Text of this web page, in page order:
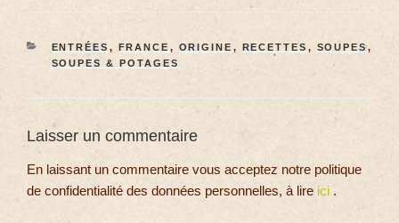
ENTRÉES , FRANCE , ORIGINE , RECETTES , SOUPES,
SOUPES & POTAGES
Laisser un commentaire
En laissant un commentaire vous acceptez notre politique
de confidentialité des données personnelles, à lire ici .